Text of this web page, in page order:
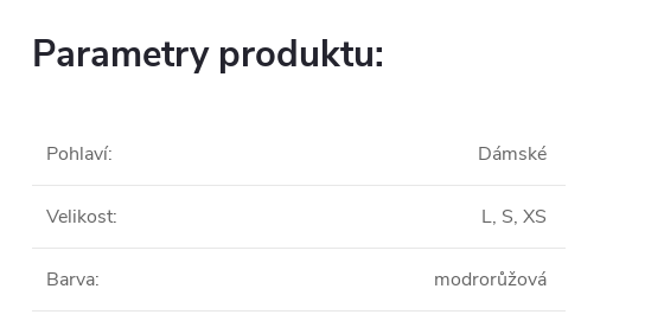
Parametry produktu:
Pohlaví: Dámské
Velikost: L, S, XS
Barva: modrorůžová